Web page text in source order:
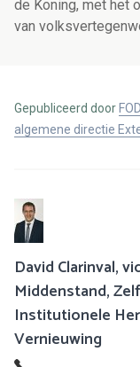
de Koning, met het
van
Gepubliceerd door
algemene directie
David Clarinval,
Middenstand,
Institutionele
Vernieuwing